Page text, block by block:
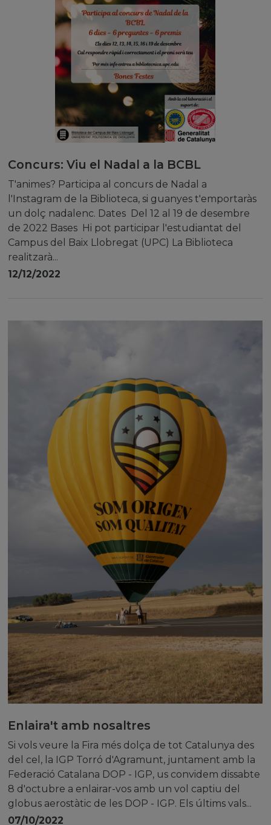
Concurs: Viu el Nadal a la BCBL
T'animes? Participa al concurs de Nadal a
l'Instagram de la Biblioteca, si guanyes t'emportaràs
un dolç nadalenc. Dates Del 12 al 19 de desembre
de 2022 Bases Hi pot participar l'estudiantat del
Campus del Baix Llobregat (UPC) La Biblioteca
realitzarà...
12/12/2022
Enlaira't amb nosaltres
Si vols veure la Fira més dolça de tot Catalunya des
del cel, la IGP Torró d'Agramunt, juntament amb la
Federació Catalana DOP - IGP, us convidem dissabte
8 d'octubre a enlairar-vos amb un vol captiu del
globus aerostàtic de les DOP - IGP. Els últims vals...
07/10/2022